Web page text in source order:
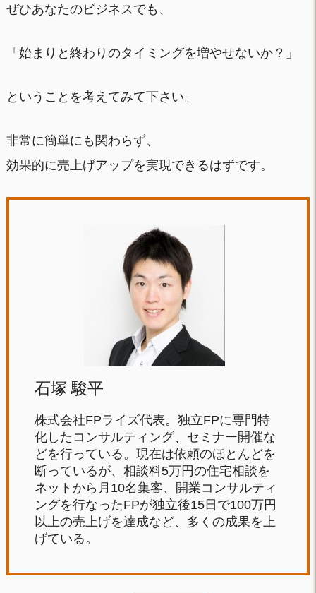
ぜひあなたのビジネスでも、
「始まりと終わりのタイミングを増やせないか？」
ということを考えてみて下さい。
非常に簡単にも関わらず、
効果的に売上げアップを実現できるはずです。
石塚 駿平
株式会社FPライズ代表。独立FPに専門特
化したコンサルティング、セミナー開催な
どを行っている。現在は依頼のほとんどを
断っているが、相談料5万円の住宅相談を
ネットから月10名集客、開業コンサルティ
ングを行なったFPが独立後15日で100万円
以上の売上げを達成など、多くの成果を上
げている。